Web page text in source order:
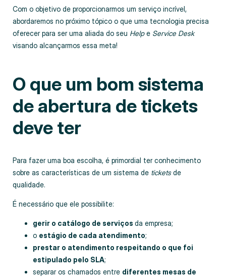
Com o objetivo de proporcionarmos um serviço incrível,
abordaremos no próximo tópico o que uma tecnologia precisa
oferecer para ser uma aliada do seu Helpe Service Desk
visando alcançarmos essa meta!
O que um bom sistema
de abertura de tickets
deve ter
Para fazer uma boa escolha, é primordial ter conhecimento
sobre as características de um sistema de ticketsde
qualidade.
É necessário que ele possibilite:
gerir o catálogo de serviços da empresa;
o estágio de cada atendimento;
prestar o atendimento respeitando o que foi
estipulado pelo SLA;
separar os chamados entre diferentes mesas de